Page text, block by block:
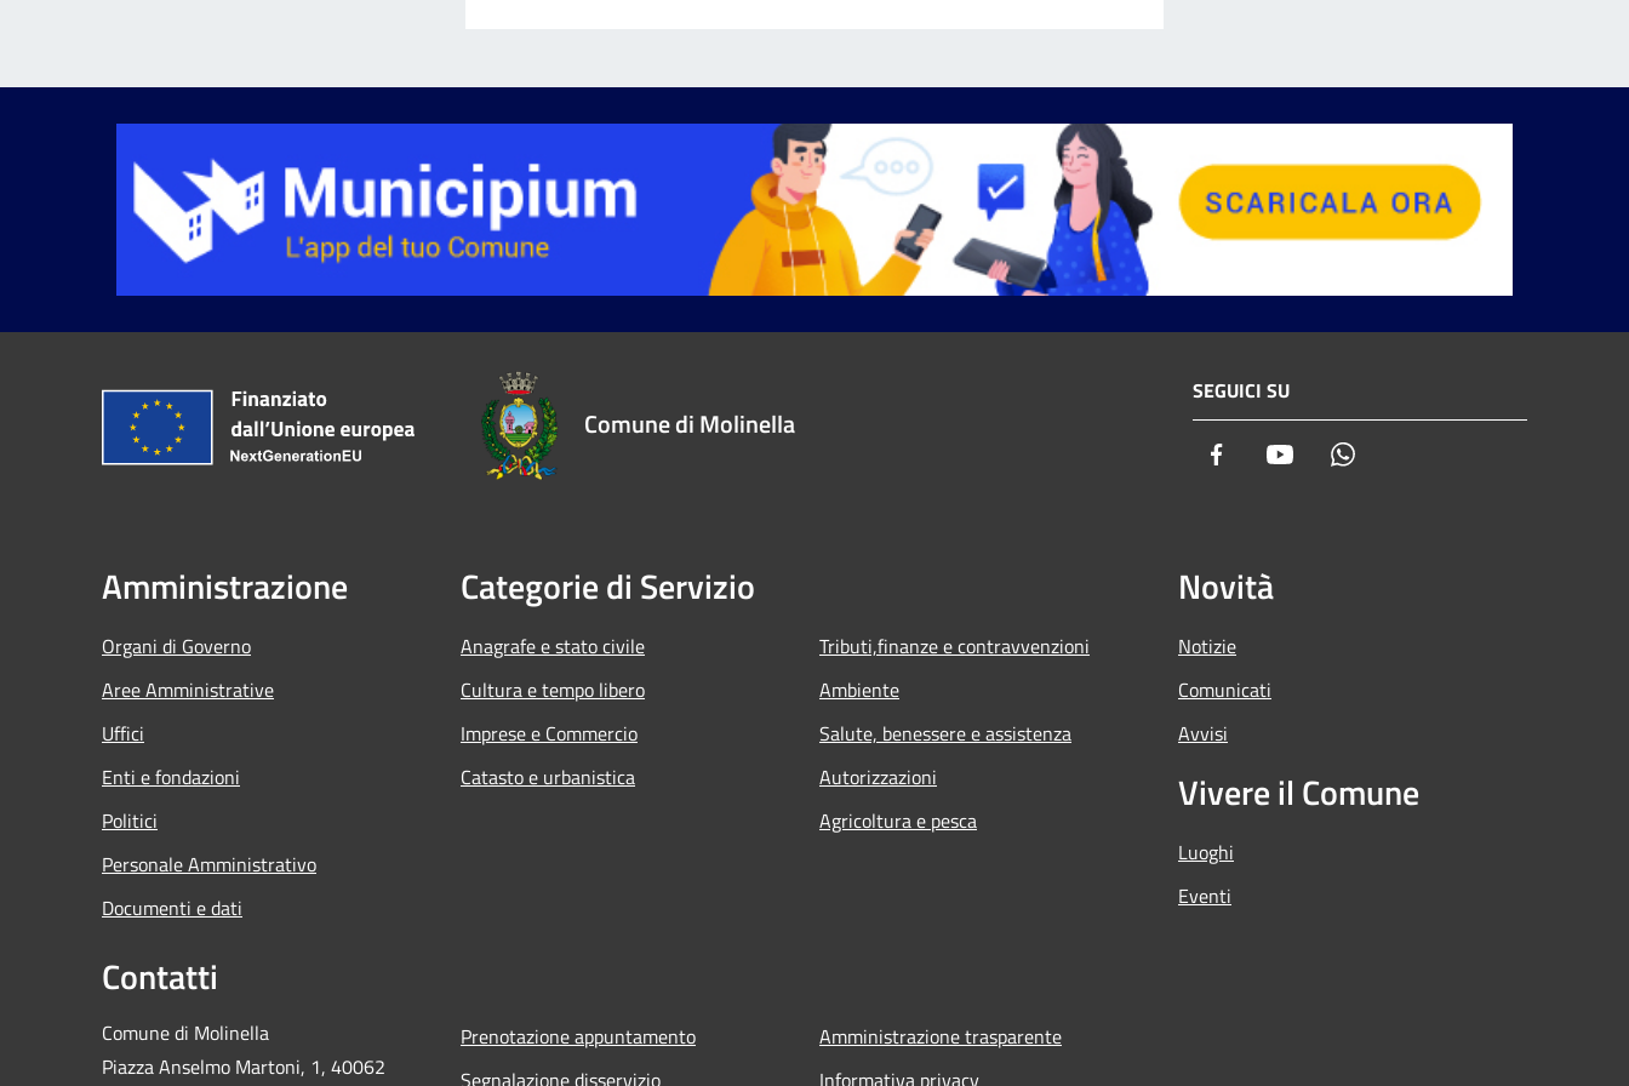
Comune di Molinella
SEGUICI SU
Facebook Youtube
Amministrazione
Organi di Governo
Aree Amministrative
Uffici
Enti e fondazioni
Politici
Personale Amministrativo
Documenti e dati
Categorie di Servizio
Anagrafe e stato civile
Cultura e tempo libero
Imprese e Commercio
Catasto e urbanistica
Tributi,finanze e contravvenzioni
Ambiente
Salute, benessere e assistenza
Autorizzazioni
Agricoltura e pesca
Novità
Notizie
Comunicati
Avvisi
Vivere il Comune
Luoghi
Eventi
Contatti
Comune di Molinella
Piazza Anselmo Martoni, 1, 40062
Prenotazione appuntamento
Segnalazione disservizio
Amministrazione trasparente
Informativa privacy